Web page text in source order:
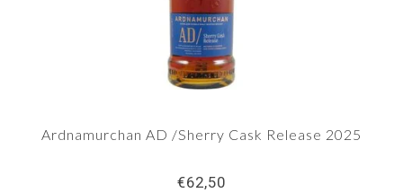
Ardnamurchan AD /Sherry Cask Release 2025
€62,50